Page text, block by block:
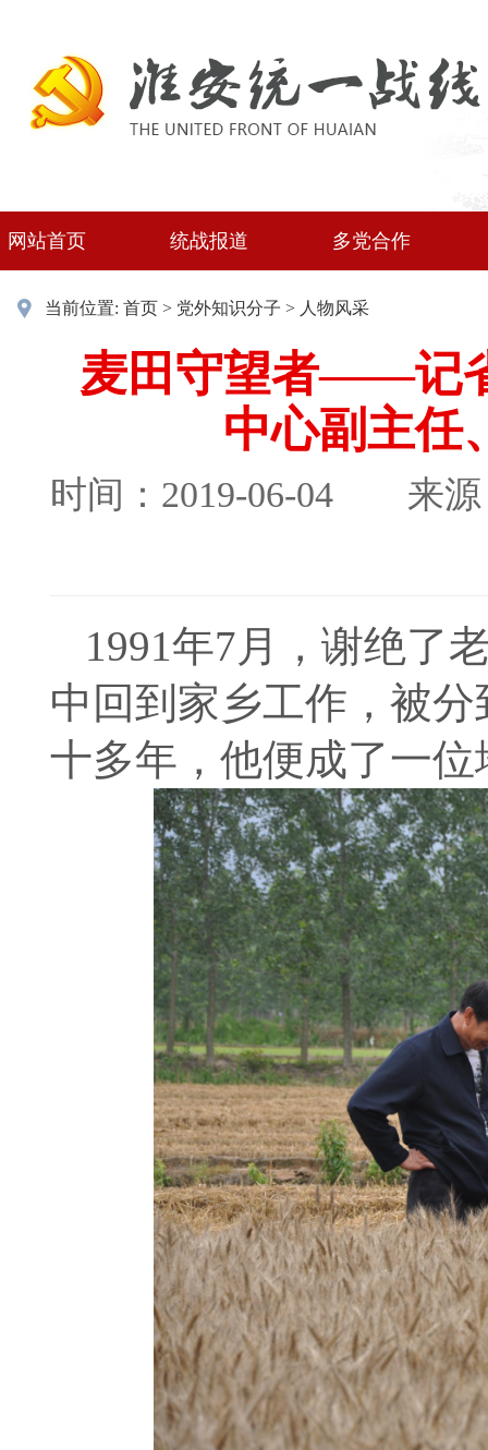
网站首页 统战报道 多党合作
当前位置: 首页 > 党外知识分子 > 人物风采
麦田守望者——记
中心副主任
时间：2019-06-04 来
1991年7月，谢绝了
中回到家乡工作，被
十多年，他便成了一